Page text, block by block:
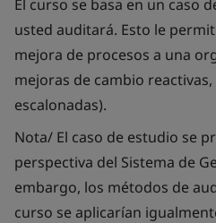
El curso se basa en un caso
usted auditará. Esto le
mejora de procesos a una
mejoras de cambio
escalonadas).
Nota/ El caso de estudio se
perspectiva del Sistema de
embargo, los métodos de
curso se aplicarían